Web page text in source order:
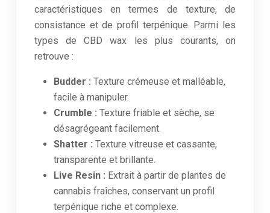
caractéristiques en termes de texture, de
consistance et de profil terpénique. Parmi les
types de CBD wax les plus courants, on
retrouve :
Budder : Texture crémeuse et malléable,
facile à manipuler.
Crumble : Texture friable et sèche, se
désagrégeant facilement.
Shatter : Texture vitreuse et cassante,
transparente et brillante.
Live Resin : Extrait à partir de plantes de
cannabis fraîches, conservant un profil
terpénique riche et complexe.